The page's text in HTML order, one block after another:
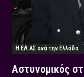
Η ΕΛ.ΑΣ ανά την Ελλάδα
Αστυνομικός